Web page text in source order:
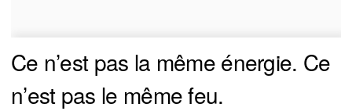
Ce n’est pas la même énergie. Ce
n’est pas le même feu.